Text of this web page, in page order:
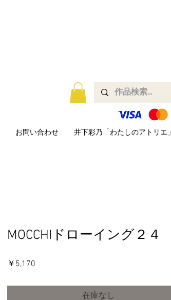
お問い合わせ 井下彩乃「わたしのアトリエ」
MOCCHIドローイング２４
￥5,170
在庫なし